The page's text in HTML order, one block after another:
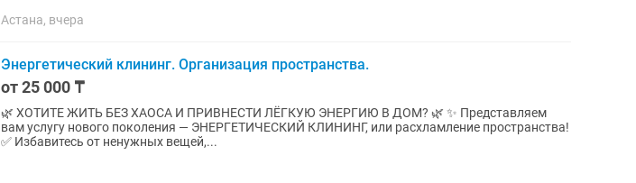
Астана, вчера
Энергетический клининг. Организация пространства.
от 25 000 ₸
🌿 ХОТИТЕ ЖИТЬ БЕЗ ХАОСА И ПРИВНЕСТИ ЛЁГКУЮ ЭНЕРГИЮ В ДОМ? 🌿 ✨ Представляем
вам услугу нового поколения — ЭНЕРГЕТИЧЕСКИЙ КЛИНИНГ, или расхламление пространства!
✅ Избавитесь от ненужных вещей,...